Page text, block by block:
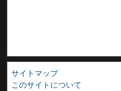
サイトマップ
このサイトについて